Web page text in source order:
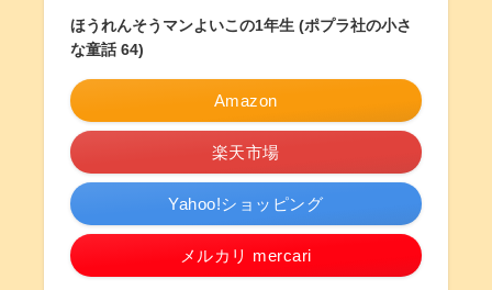
ほうれんそうマンよいこの1年生 (ポプラ社の小さ
な童話 64)
Amazon
楽天市場
Yahoo!ショッピング
メルカリ mercari